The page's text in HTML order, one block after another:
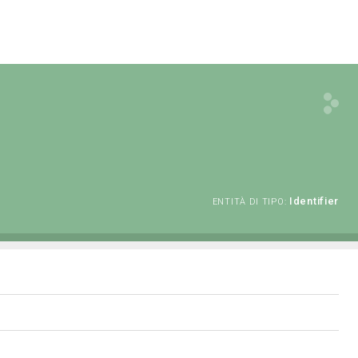
ENTITÀ DI TIPO: Identifier